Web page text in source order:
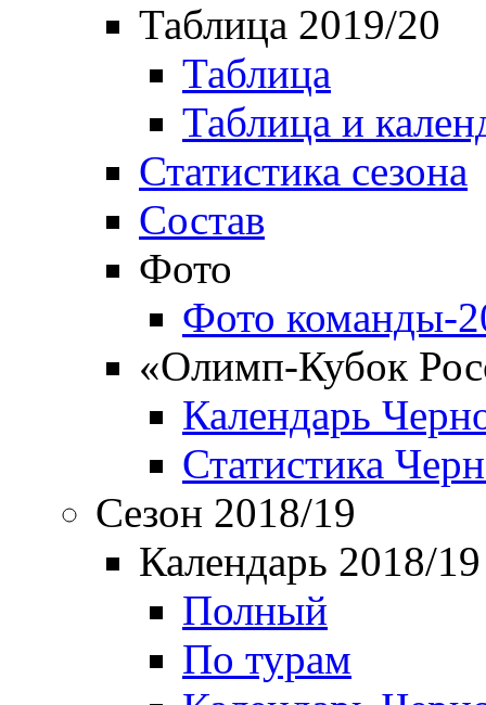
Таблица 2019/20
Таблица
Таблица и
Статистика сезона
Состав
Фото
Фото команды-
«Олимп-Кубок
Календарь
Статистика
Сезон 2018/19
Календарь 2018/19
Полный
По турам